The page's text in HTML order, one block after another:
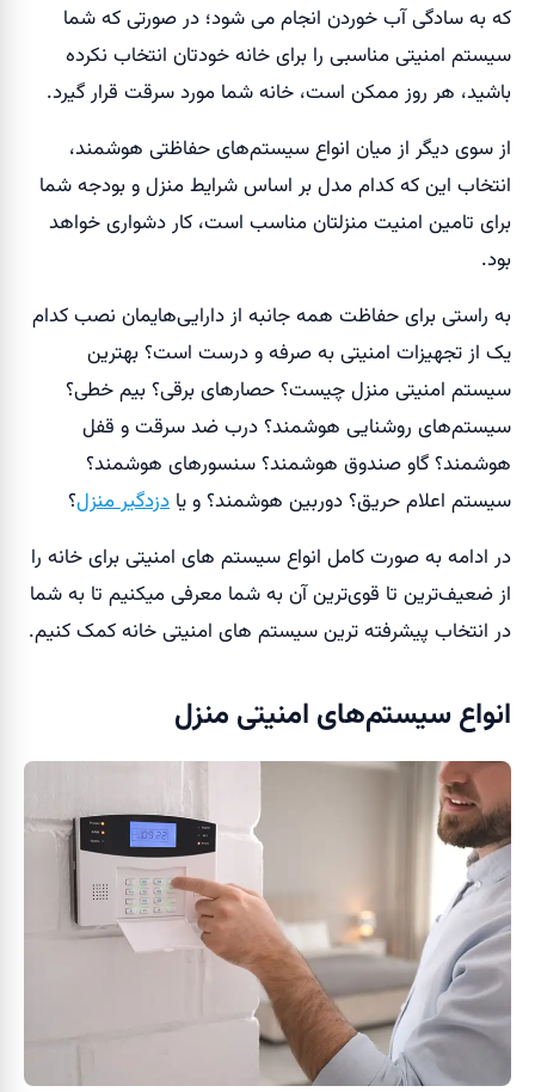
که به سادگی آب خوردن انجام می شود؛ در صورتی که شما
سیستم امنیتی مناسبی را برای خانه خودتان انتخاب نکرده
باشید، هر روز ممکن است، خانه شما مورد سرقت قرار گیرد.
از سوی دیگر از میان انواع سیستم‌های حفاظتی هوشمند،
انتخاب این که کدام مدل بر اساس شرایط منزل و بودجه شما
برای تامین امنیت منزلتان مناسب است، کار دشواری خواهد
بود.
به راستی برای حفاظت همه جانبه از دارایی‌هایمان نصب کدام
یک از تجهیزات امنیتی به صرفه و درست است؟ بهترین
سیستم امنیتی منزل چیست؟ حصارهای برقی؟ بیم خطی؟
سیستم‌های روشنایی هوشمند؟ درب ضد سرقت و قفل
هوشمند؟ گاو صندوق هوشمند؟ سنسورهای هوشمند؟
سیستم اعلام حریق؟ دوربین هوشمند؟ و یا دزدگیر منزل؟
در ادامه به صورت کامل انواع سیستم‌ های امنیتی برای خانه را
از ضعیف‌ترین تا قوی‌ترین آن به شما معرفی میکنیم تا به شما
در انتخاب پیشرفته ترین سیستم های امنیتی خانه کمک کنیم.
انواع سیستم‌های امنیتی منزل